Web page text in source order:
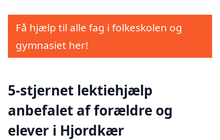
Få hjælp til alle fag i folkeskolen og
gymnasiet her!
5-stjernet lektiehjælp
anbefalet af forældre og
elever i Hjordkær